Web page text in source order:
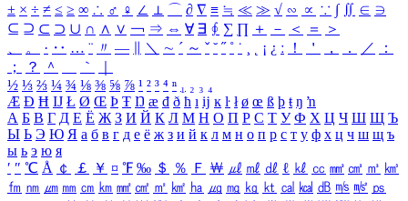
± × ÷ ≠ ≤ ≥ ∞ ∴ ♂ ♀ ∠ ⊥ ⌒ ∂ ∇ ≡ ≒ ≪ ≫ √ ∽ ∝ ∵ ∫ ∬ ∈ ∋
⊆ ⊇ ⊂ ⊃ ∪ ∩ ∧ ∨ ￢ ⇒ ⇔ ∀ ∃ ∮ ∑ ∏ ＋ － ＜ ＝
＞
、
。 · ‥ … ¨ 〃 ― ＼ ∼ ´ ～ ˇ ˘ ˝ ˚ ˙ ¸ ¡ ¿ ː ！ ＇ ， ． ／
：
；
？ ＾ ｀
½ ⅓ ⅔ ¼ ¾ ⅛ ⅜ ⅝ ⅞ ¹ ² ³ ⁴ ⁿ ₁ ₂ ₃ ₄
Æ Ð Ħ Ĳ Ł Ø Œ Þ Ŧ Ŋ æ đ ð ħ ı ĳ ĸ ŀ ł ø œ ß þ ŧ ŋ ŉ
А Б В Г Д Е Ё Ж З И Й К Л М Н О П Р С Т У Ф Х Ц Ч Ш Щ Ъ
Ы Ь Э Ю Я а б в г д е ё ж з и й к л м н о п р с т у ф х ц ч ш щ ъ
ы ь э ю я
′ ″ ℃ Å ￠ ￡ ￥ ¤ ℉ ‰ ＄ ％ Ｆ ￦ ㎕ ㎖ ㎗ ℓ ㎘ ㏄ ㎣ ㎤ ㎥ ㎦
㎙ ㎚ ㎛ ㎜ ㎝ ㎞ ㎟ ㎠ ㎡ ㎢ ㏊ ㎍ ㎎ ㎏ ㏏ ㎈ ㎉ ㏈ ㎧ ㎨ ㎰